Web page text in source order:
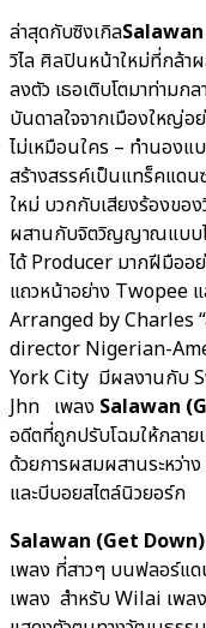
ล่าสุดกับซิงเกิล
วิไล ศิลปินหน้าใหม่ที่กล้า
ลงตัว เธอเติบโตมาท่าม
บันดาลใจจากเมืองใหญ่
ไม่เหมือนใคร – ทำนอง
สร้างสรรค์เป็นแทร็คแดน
ใหม่ บวกกับเสียงร้องขอ
ผสานกับจิตวิญญาณแบบไ
ได้ Producer มากฝีมือ
แถวหน้าอย่าง Twopee
Arranged by Charles
director Nigerian-
York City มีผลงานกับ
Jhn เพลง Salawan
อดีตที่ถูกปรับโฉมให้กลา
ด้วยการผสมผสานระหว่า
และบีบอยสไตล์นิวยอร์ก
Salawan (Get Down)
เพลง ที่สาวๆ บนฟลอร์แ
เพลง สำหรับ Wilai เพล